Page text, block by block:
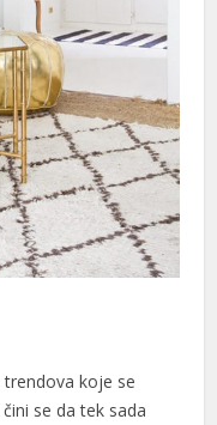
koje se
se da tek sada